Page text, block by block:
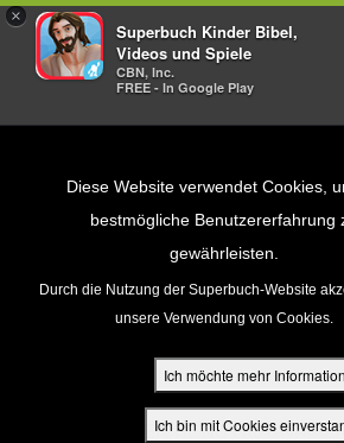
×
Superbuch Kinder Bibel,
Videos und Spiele
CBN, Inc.
FREE - In Google Play
Diese Website verwendet Cookies,
bestmögliche Benutzererfahrung
gewährleisten.
Durch die Nutzung der Superbuch-Website
unsere Verwendung von Cookies.
Ich möchte mehr
Ich bin mit Cookies
Log dich in dein
GIB DEINEN BENUTZERNAMEN